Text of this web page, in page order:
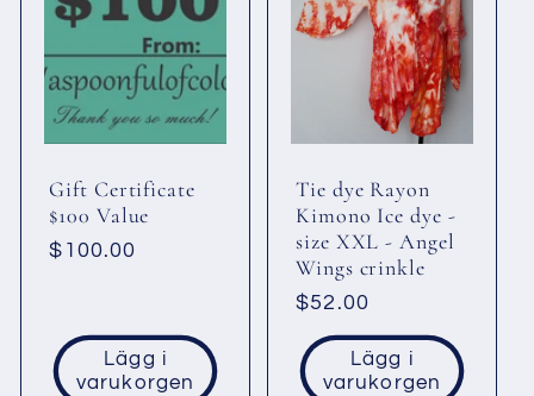
Gift Certificate
$100 Value
Ordinarie
$100.00
Lägg i
varukorgen
Tie dye Rayon
Kimono Ice dye -
size XXL - Angel
Wings crinkle
Ordinarie
pris
$52.00
Lägg i
varukorgen